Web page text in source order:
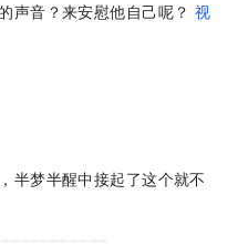
声音？来安慰他自己呢？ 视
半梦半醒中接起了这个就不